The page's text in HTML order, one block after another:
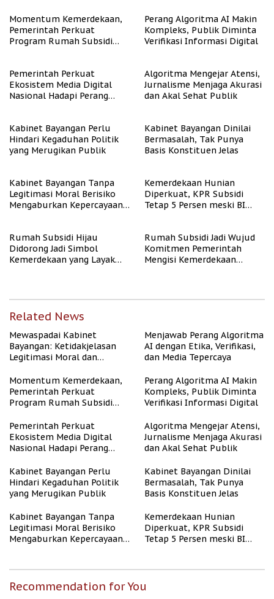
Momentum Kemerdekaan,
Pemerintah Perkuat
Program Rumah Subsidi
Perang Algoritma AI Makin
Kompleks, Publik Diminta
Verifikasi Informasi Digital
Pemerintah Perkuat
Ekosistem Media Digital
Nasional Hadapi Perang
Algoritma Mengejar Atensi,
Jurnalisme Menjaga Akurasi
dan Akal Sehat Publik
Kabinet Bayangan Perlu
Hindari Kegaduhan Politik
yang Merugikan Publik
Kabinet Bayangan Dinilai
Bermasalah, Tak Punya
Basis Konstituen Jelas
Kabinet Bayangan Tanpa
Legitimasi Moral Berisiko
Mengaburkan Kepercayaan
Kemerdekaan Hunian
Diperkuat, KPR Subsidi
Tetap 5 Persen meski BI
Rumah Subsidi Hijau
Didorong Jadi Simbol
Kemerdekaan yang Layak
Rumah Subsidi Jadi Wujud
Komitmen Pemerintah
Mengisi Kemerdekaan
Related News
Mewaspadai Kabinet
Bayangan: Ketidakjelasan
Legitimasi Moral dan
Menjawab Perang Algoritma
AI dengan Etika, Verifikasi,
dan Media Tepercaya
Momentum Kemerdekaan,
Pemerintah Perkuat
Program Rumah Subsidi
Berpenghasilan Rendah
Perang Algoritma AI Makin
Kompleks, Publik Diminta
Verifikasi Informasi Digital
Pemerintah Perkuat
Ekosistem Media Digital
Nasional Hadapi Perang
Algoritma Mengejar Atensi,
Jurnalisme Menjaga Akurasi
dan Akal Sehat Publik
Kabinet Bayangan Perlu
Hindari Kegaduhan Politik
yang Merugikan Publik
Kabinet Bayangan Dinilai
Bermasalah, Tak Punya
Basis Konstituen Jelas
Kabinet Bayangan Tanpa
Legitimasi Moral Berisiko
Mengaburkan Kepercayaan
Kemerdekaan Hunian
Diperkuat, KPR Subsidi
Tetap 5 Persen meski BI
Recommendation for You